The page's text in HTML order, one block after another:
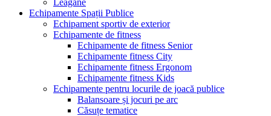
Leagăne
Echipamente Spații Publice
Echipament sportiv de exterior
Echipamente de fitness
Echipamente de fitness Senior
Echipamente fitness City
Echipamente fitness Ergonom
Echipamente fitness Kids
Echipamente pentru locurile de joacă publice
Balansoare și jocuri pe arc
Căsuțe tematice